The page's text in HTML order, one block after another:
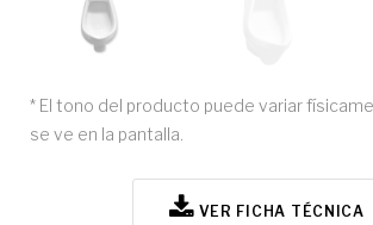
* El tono del producto puede variar
se ve en la pantalla.
VER FICHA TÉCNICA